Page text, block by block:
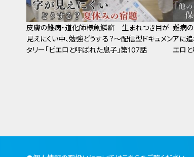
皮膚の難病・道化師様魚鱗癬 生まれつき目が
見えにくい中、勉強どうする？～配信型ドキュメン
タリー「ピエロと呼ばれた息子」第107話
難病
アに追
エロ